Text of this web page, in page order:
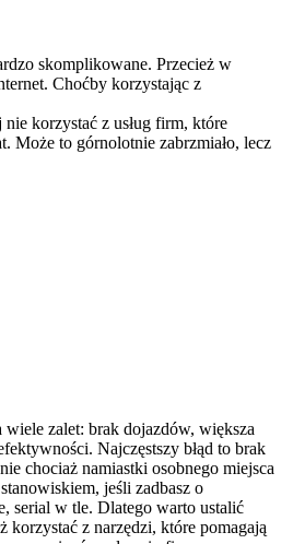
skomplikowane. Przecież w
Choćby korzystając z
korzystać z usług firm, które
Może to górnolotnie zabrzmiało, lecz
zalet: brak dojazdów, większa
Najczęstszy błąd to brak
chociaż namiastki osobnego miejsca
jeśli zadbasz o
serial w tle. Dlatego warto ustalić
korzystać z narzędzi, które pomagają